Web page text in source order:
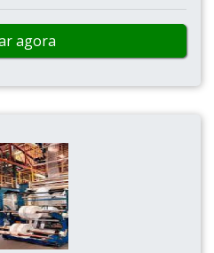
agora